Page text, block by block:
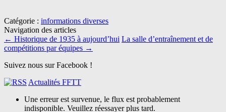
Catégorie : informations diverses
Navigation des articles
← Historique de 1935 à aujourd’hui La salle d’entraînement et de
compétitions par équipes →
Suivez nous sur Facebook !
Actualités FFTT
Une erreur est survenue, le flux est probablement
indisponible. Veuillez réessayer plus tard.